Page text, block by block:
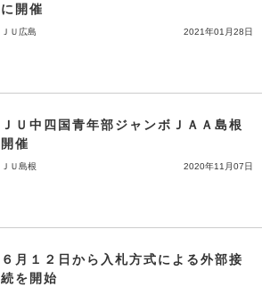
に開催
ＪＵ広島 2021年01月28日
ＪＵ中四国青年部ジャンボＪＡＡ島根
開催
ＪＵ島根 2020年11月07日
６月１２日から入札方式による外部接
続を開始